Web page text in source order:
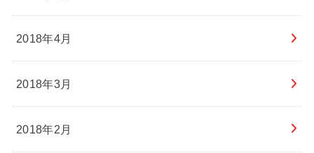
2018年4月
2018年3月
2018年2月